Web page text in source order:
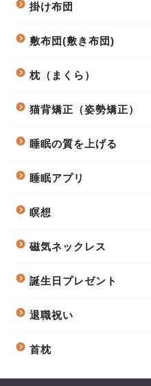
掛け布団
敷布団(敷き布団)
枕（まくら）
猫背矯正（姿勢矯正）
睡眠の質を上げる
睡眠アプリ
瞑想
磁気ネックレス
誕生日プレゼント
退職祝い
首枕